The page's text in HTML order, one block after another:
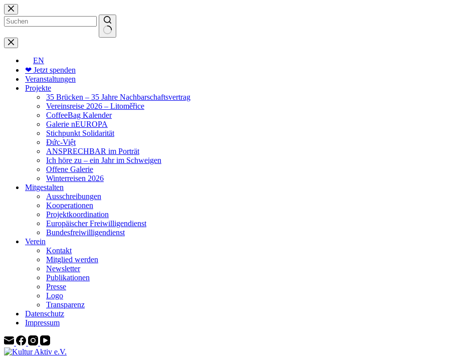
Zum
Inhalt
springen
Keine
Ergebnisse
EN
❤ Jetzt spenden
Veranstaltungen
Projekte
35 Brücken – 35 Jahre Nachbarschaftsvertrag
Vereinsreise 2026 – Litoměřice
CoffeeBag Kalender
Galerie nEUROPA
Stichpunkt Solidarität
Đức-Việt
ANSPRECHBAR im Porträt
Ich höre zu – ein Jahr im Schweigen
Offene Galerie
Winterreisen 2026
Mitgestalten
Ausschreibungen
Kooperationen
Projektkoordination
Europäischer Freiwilligendienst
Bundesfreiwilligendienst
Verein
Kontakt
Mitglied werden
Newsletter
Publikationen
Presse
Logo
Transparenz
Datenschutz
Impressum